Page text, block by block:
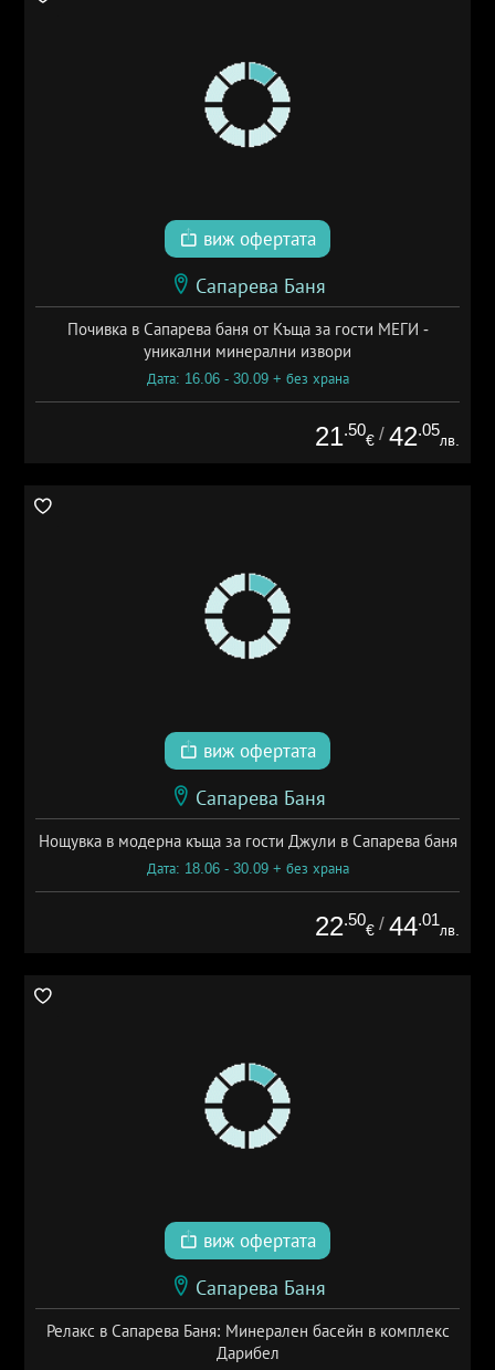
виж офертата
Сапарева Баня
Почивка в Сапарева баня от Къща за гости МЕГИ -
уникални минерални извори
Дата: 16.06 - 30.09 + без храна
21.50
€ / 42.05
лв.
виж офертата
Сапарева Баня
Нощувка в модерна къща за гости Джули в Сапарева баня
Дата: 18.06 - 30.09 + без храна
22.50
€ / 44.01
лв.
виж офертата
Сапарева Баня
Релакс в Сапарева Баня: Минерален басейн в комплекс
Дарибел